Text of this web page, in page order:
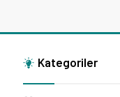
Kategoriler